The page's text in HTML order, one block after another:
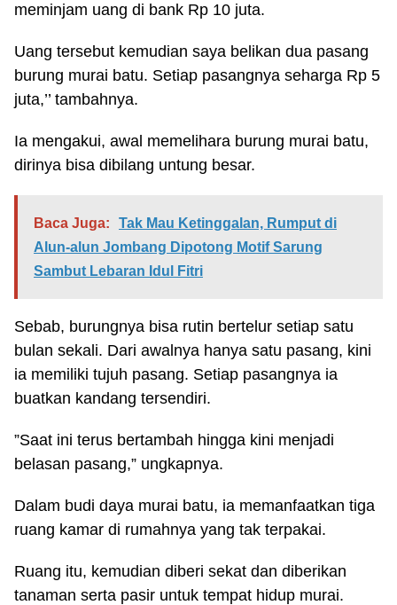
meminjam uang di bank Rp 10 juta.
Uang tersebut kemudian saya belikan dua pasang
burung murai batu. Setiap pasangnya seharga Rp 5
juta,’’ tambahnya.
Ia mengakui, awal memelihara burung murai batu,
dirinya bisa dibilang untung besar.
Baca Juga:
Tak Mau Ketinggalan, Rumput di
Alun-alun Jombang Dipotong Motif Sarung
Sambut Lebaran Idul Fitri
Sebab, burungnya bisa rutin bertelur setiap satu
bulan sekali. Dari awalnya hanya satu pasang, kini
ia memiliki tujuh pasang. Setiap pasangnya ia
buatkan kandang tersendiri.
”Saat ini terus bertambah hingga kini menjadi
belasan pasang,” ungkapnya.
Dalam budi daya murai batu, ia memanfaatkan tiga
ruang kamar di rumahnya yang tak terpakai.
Ruang itu, kemudian diberi sekat dan diberikan
tanaman serta pasir untuk tempat hidup murai.